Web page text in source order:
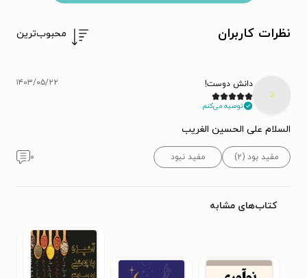
نظرات کاربران محبوب‌ترین
د
دانش دوست!
توصیه می‌کنم.
۱۴۰۳/۰۵/۲۲
السلام علی الحسین الغریب
مفید بود (۲) مفید نبود ۰
کتاب‌های مشابه